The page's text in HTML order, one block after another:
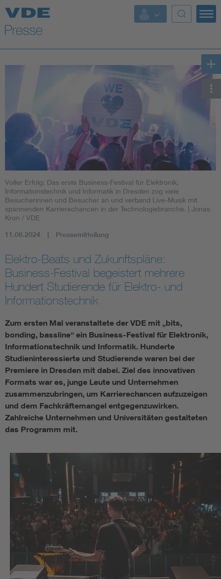
Top Themen
Fokusthemen
Health
Mobility
Standards
Weitere Themen
Assisted Living
Electromobility
Energy efficiency
Energy storage
Functional safety
Voller Erfolg: Das erste Business-Festival für Elektronik,
Informationstechnik und Informatik in Dresden zog viele
Besucherinnen und Besucher an und verband Live-Musik mit
spannenden Karrierechancen in der Technologiebranche. | Jonas
Kron / VDE
11.06.2024 Pressemitteilung
Elektro-Beats und Zukunftspläne:
Business-Festival begeistert mehrere
Hundert Studierende für Elektro- und
Informationstechnik
Zum ersten Mal veranstaltete der VDE mit „bits,
bonding, bassline“ ein Business-Festival für Elektronik,
Informationstechnik und Informatik. Hunderte
Studieninteressierte und Studierende waren bei der
Premiere in Dresden mit dabei. Ziel des innovativen
Formats war es, junge Leute und Unternehmen
zusammenzubringen, um Karrierechancen aufzuzeigen
und dem Fachkräftemangel entgegenzuwirken.
Zahlreiche Unternehmen und Universitäten gestalteten
das Programm mit.